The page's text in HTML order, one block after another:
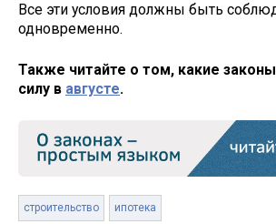
Все эти условия должны быть
одновременно.
Также читайте о том, какие
силу в августе.
строительство ипотека